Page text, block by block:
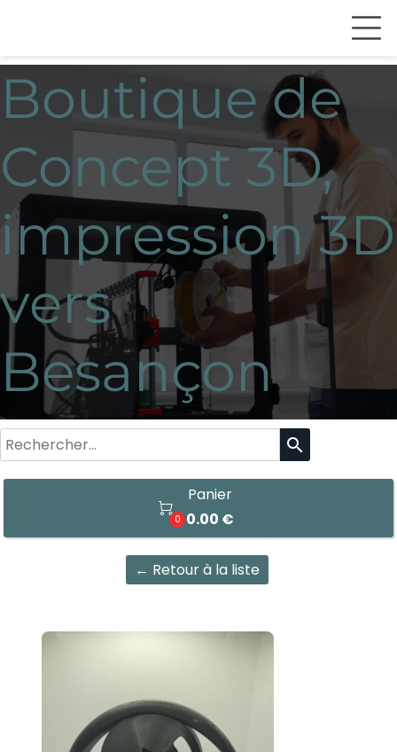
Boutique de
Concept 3D,
impression 3D
vers
Besançon
search

0
Panier
0.00 €
← Retour à la liste